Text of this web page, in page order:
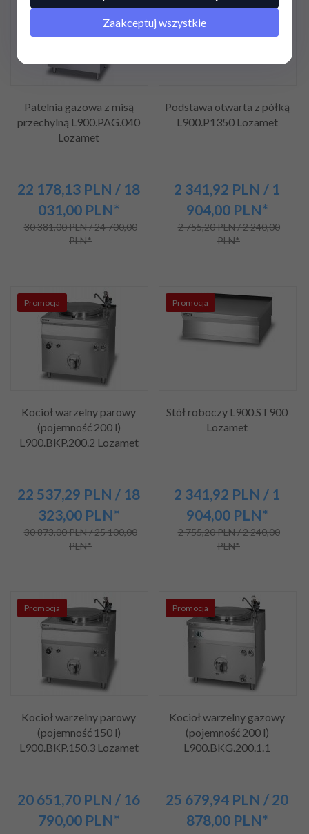
Patelnia gazowa z misą
przechylną L900.PAG.040
Lozamet
22 178,13 PLN / 18
031,00 PLN*
30 381,00 PLN / 24 700,00
PLN*
Podstawa otwarta z półką
L900.P1350 Lozamet
2 341,92 PLN / 1
904,00 PLN*
2 755,20 PLN / 2 240,00
PLN*
Promocja
Kocioł warzelny parowy
(pojemność 200 l)
L900.BKP.200.2 Lozamet
22 537,29 PLN / 18
323,00 PLN*
30 873,00 PLN / 25 100,00
PLN*
Promocja
Stół roboczy L900.ST900
Lozamet
2 341,92 PLN / 1
904,00 PLN*
2 755,20 PLN / 2 240,00
PLN*
Promocja
Kocioł warzelny parowy
(pojemność 150 l)
L900.BKP.150.3 Lozamet
20 651,70 PLN / 16
790,00 PLN*
Promocja
Kocioł warzelny gazowy
(pojemność 200 l)
L900.BKG.200.1.1
25 679,94 PLN / 20
878,00 PLN*
Zaakceptuj wszystkie